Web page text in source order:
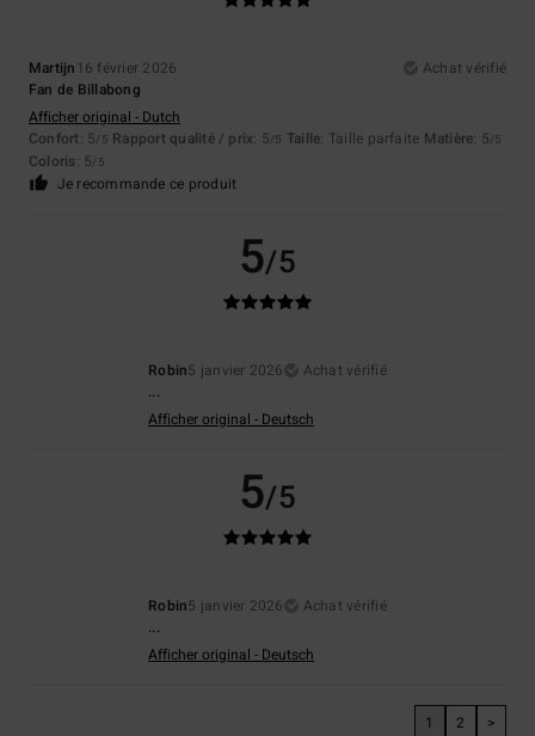
Martijn 16 février 2026
Achat vérifié
Fan de Billabong
Afficher original - Dutch
Confort: 5/5 Rapport qualité / prix: 5/5 Taille: Taille parfaite Matière: 5/5
Coloris: 5/5
Je recommande ce produit
5/5
Robin5 janvier 2026
Achat vérifié
...
Afficher original - Deutsch
5/5
Robin5 janvier 2026
Achat vérifié
...
Afficher original - Deutsch
1 2 >